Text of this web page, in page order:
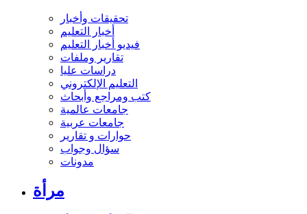
تحقيقات وأخبار
أخبار التعليم
فيديو أخبار التعليم
تقارير وملفات
دراسات عليا
التعليم الإلكتروني
كتب ومراجع وأبحاث
جامعات عالمية
جامعات عربية
حوارات و تقارير
سؤال وجواب
مدونات
مرأة